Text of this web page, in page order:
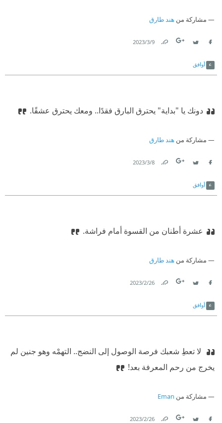
مشاركة من هند طارق
9‏/3‏/2023
أوافق
دونك يا "بداية" يحترق البارق فقدًا.. ومعك يحترق عشقًا.
مشاركة من هند طارق
8‏/3‏/2023
أوافق
عشرة أطنان من القسوة أمام فراشة.
مشاركة من هند طارق
26‏/2‏/2023
أوافق
‫ لا تعطِ شعبك فرصة الوصول إلى النضج.. التهمْه وهو جنين لم
يخرج من رحم المعرفة بعد!
مشاركة من Eman
26‏/2‏/2023